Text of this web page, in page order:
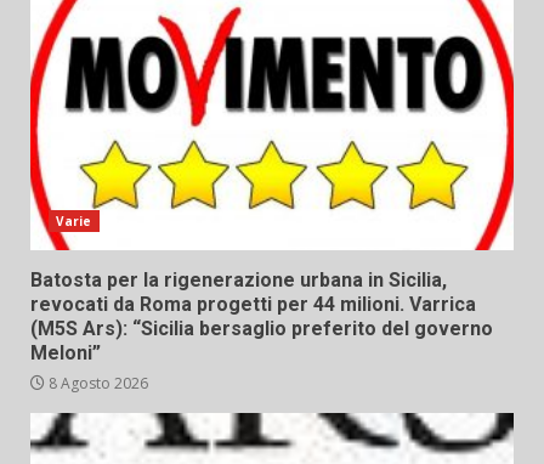
Varie
Batosta per la rigenerazione urbana in Sicilia,
revocati da Roma progetti per 44 milioni. Varrica
(M5S Ars): “Sicilia bersaglio preferito del governo
Meloni”
8 Agosto 2026